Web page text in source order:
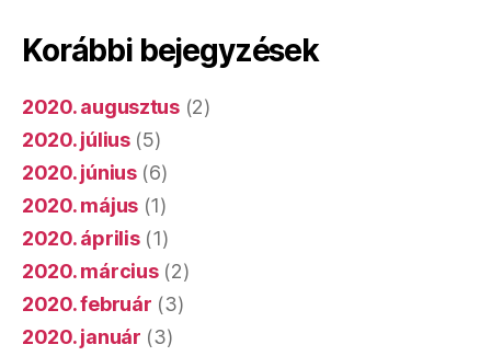
Korábbi bejegyzések
2020. augusztus(2)
2020. július(5)
2020. június(6)
2020. május (1)
2020. április(1)
2020. március(2)
2020. február (3)
2020. január (3)